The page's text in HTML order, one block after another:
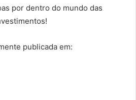
por dentro do mundo das
publicada em: